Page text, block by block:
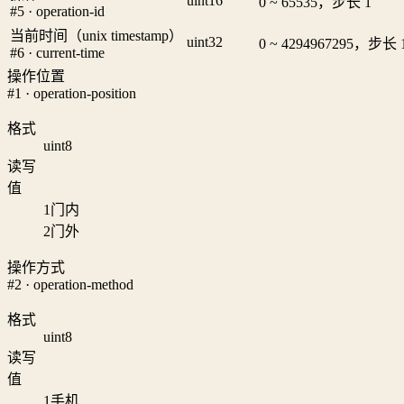
#5 · operation-id
当前时间（unix timestamp）
#6 · current-time
uint32 0 ~ 4294967295，步长
操作位置
#1 · operation-position
格式
uint8
读写
值
1 门内
2门外
操作方式
#2 · operation-method
格式
uint8
读写
值
1手机